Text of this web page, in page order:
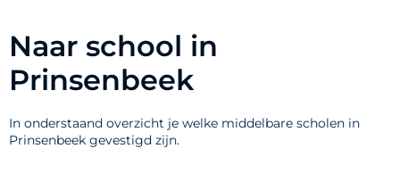
Naar school in
Prinsenbeek
In onderstaand overzicht je welke middelbare scholen in
Prinsenbeek gevestigd zijn.